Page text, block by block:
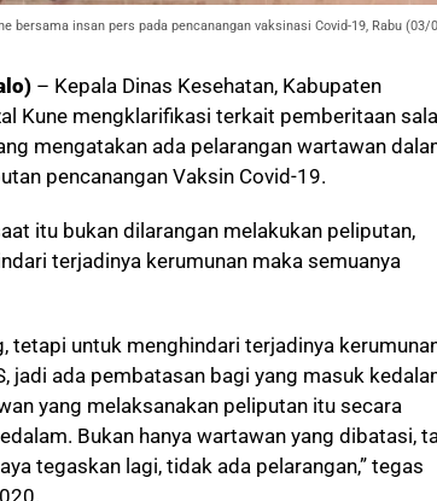
bersama insan pers pada pencanangan vaksinasi Covid-19, Rabu
– Kepala Dinas Kesehatan, Kabupaten
Kune mengklarifikasi terkait pemberitaan
mengatakan ada pelarangan wartawan
pencanangan Vaksin Covid-19.
itu bukan dilarangan melakukan peliputan,
terjadinya kerumunan maka semuanya
tetapi untuk menghindari terjadinya
jadi ada pembatasan bagi yang masuk
yang melaksanakan peliputan itu secara
Bukan hanya wartawan yang dibatasi,
tegaskan lagi, tidak ada pelarangan,” tegas